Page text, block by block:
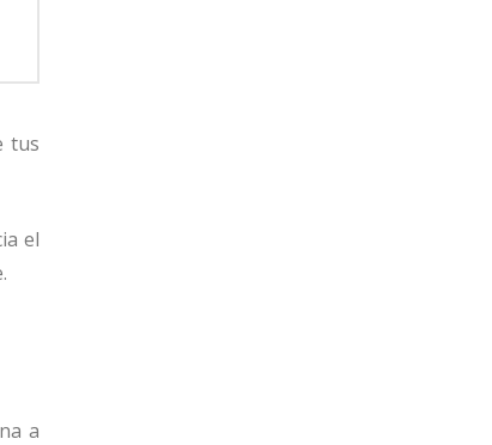
tus
el
a